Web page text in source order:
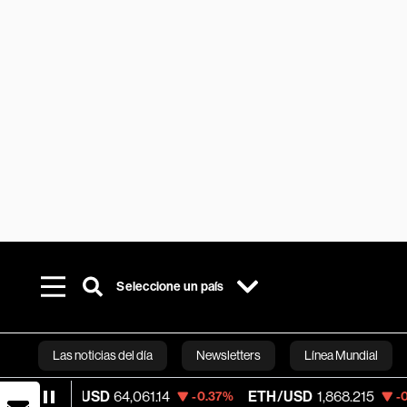
Seleccione un país
Las noticias del día Newsletters Línea Mundial
Bloomberg
64,061.14 -0.37% ETH/USD 1,868.215 -0.38%